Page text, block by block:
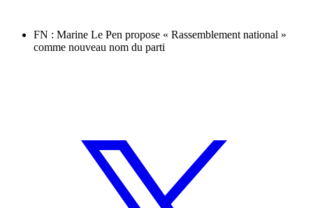
FN : Marine Le Pen propose « Rassemblement national »
comme nouveau nom du parti